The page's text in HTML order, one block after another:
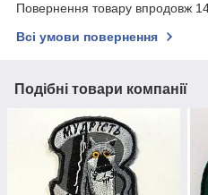
Повернення товару впродовж
Всі умови повернення
Подібні товари компанії